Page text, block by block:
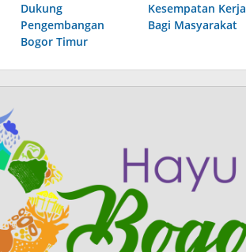
Dukung
Pengembangan
Bogor Timur
Kesempatan Kerja
Bagi Masyarakat